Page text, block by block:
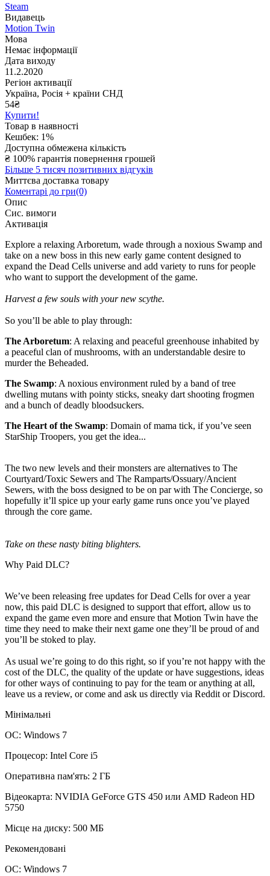
Steam
Видавець
Motion Twin
Мова
Немає інформації
Дата виходу
11.2.2020
Регіон активації
Україна, Росія + країни СНД
54₴
Купити!
Товар в наявності
Кешбек: 1%
Доступна обмежена кількість
₴ 100% гарантія повернення грошей
Більше 5 тисяч позитивних відгуків
Миттєва доставка товару
Коментарі до гри(0)
Опис
Сис. вимоги
Активація
Explore a relaxing Arboretum, wade through a noxious Swamp and
take on a new boss in this new early game content designed to
expand the Dead Cells universe and add variety to runs for people
who want to support the development of the game.
Harvest a few souls with your new scythe.
So you’ll be able to play through:
The Arboretum: A relaxing and peaceful greenhouse inhabited by
a peaceful clan of mushrooms, with an understandable desire to
murder the Beheaded.
The Swamp: A noxious environment ruled by a band of tree
dwelling mutans with pointy sticks, sneaky dart shooting frogmen
and a bunch of deadly bloodsuckers.
The Heart of the Swamp: Domain of mama tick, if you’ve seen
StarShip Troopers, you get the idea...
The two new levels and their monsters are alternatives to The
Courtyard/Toxic Sewers and The Ramparts/Ossuary/Ancient
Sewers, with the boss designed to be on par with The Concierge, so
hopefully it’ll spice up your early game runs once you’ve played
through the core game.
Take on these nasty biting blighters.
Why Paid DLC?
We’ve been releasing free updates for Dead Cells for over a year
now, this paid DLC is designed to support that effort, allow us to
expand the game even more and ensure that Motion Twin have the
time they need to make their next game one they’ll be proud of and
you’ll be stoked to play.
As usual we’re going to do this right, so if you’re not happy with the
cost of the DLC, the quality of the update or have suggestions, ideas
for other ways of continuing to pay for the team or anything at all,
leave us a review, or come and ask us directly via Reddit or Discord.
Мінімальні
ОС: Windows 7
Процесор: Intel Core i5
Оперативна пам'ять: 2 ГБ
Відеокарта: NVIDIA GeForce GTS 450 или AMD Radeon HD
5750
Місце на диску: 500 МБ
Рекомендовані
ОС: Windows 7